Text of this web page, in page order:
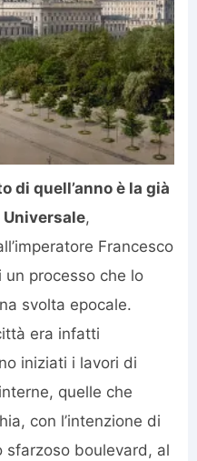
di quell’anno è la già
,
Francesco
un processo che lo
svolta epocale.
era infatti
iniziati i lavori di
quelle che
con l’intenzione di
sfarzoso boulevard, al